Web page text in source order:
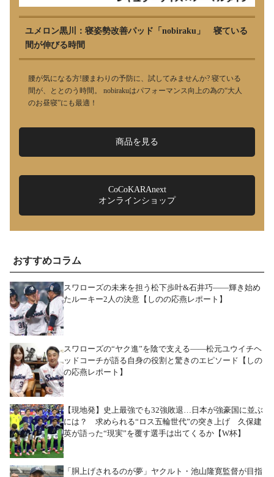
ユメロン黒川：寝姿勢改善パッド「nobiraku」 寝ている
間が伸びる時間
腰が気になる方!腰まわりの予防に、試してみませんか? 寝ている
間が、ととのう時間。 nobirakuはパフォーマンス向上の為の“大人
のお昼寝”にも最適！
商品を見る
CoCoKARAnext
オンラインショップ
おすすめコラム
スワローズの未来を担う松下歩叶&石井巧――輝き始め
たルーキー2人の決意【しのの応燕レポート】
スワローズの“ヤク進”を陰で支える――松元ユウイチヘ
ッドコーチが語る自身の役割と驚きのエピソード【しの
の応燕レポート】
【現地発】史上最強でも32強敗退…日本が強豪国に並ぶ
には？ 求められる“ロス五輪世代”の突き上げ 久保建
英が語った“現実”を覆す選手は出てくるか【W杯】
「胴上げされるのが夢」ヤクルト・池山隆寛監督が目指